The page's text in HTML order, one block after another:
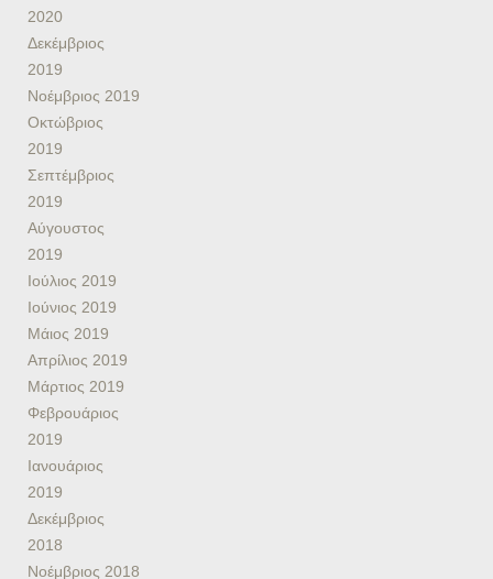
2020
Δεκέμβριος
2019
Νοέμβριος 2019
Οκτώβριος
2019
Σεπτέμβριος
2019
Αύγουστος
2019
Ιούλιος 2019
Ιούνιος 2019
Μάιος 2019
Απρίλιος 2019
Μάρτιος 2019
Φεβρουάριος
2019
Ιανουάριος
2019
Δεκέμβριος
2018
Νοέμβριος 2018